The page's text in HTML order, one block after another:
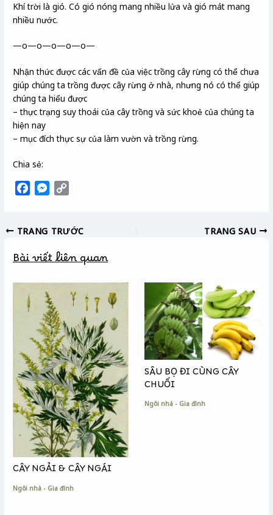
Khí trời là gió. Có gió nóng mang nhiều lửa và gió mát mang
nhiều nước.
—o—o—o—o—o—
Nhận thức được các vấn đề của việc trồng cây rừng có thể chưa
giúp chúng ta trồng được cây rừng ở nhà, nhưng nó có thể giúp
chúng ta hiểu được
– thực trạng suy thoái của cây trồng và sức khoẻ của chúng ta
hiện nay
– mục đích thực sự của làm vườn và trồng rừng.
Chia sẻ:
e
o
M
s
n
r
y
i
k
TRANG TRƯỚC TRANG SAU
Bài viết liên quan
CÂY NGẢI & CÂY NGÁI
Ngôi nhà - Gia đình
SÂU BỌ ĐI CÙNG CÂY
CHUỐI
Ngôi nhà - Gia đình